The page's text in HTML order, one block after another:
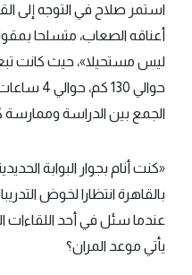
أعناقه الصعاب، متسلحا
ليس مستحيلا»، حيث كانت
حوالي 130
الجمع بين الدراسة وممارسة
«كنت أنام بجوار البوابة
بالقاهرة انتظارا لخوض
عندما سئل في أحد اللقاءات
يأتي موعد المران؟